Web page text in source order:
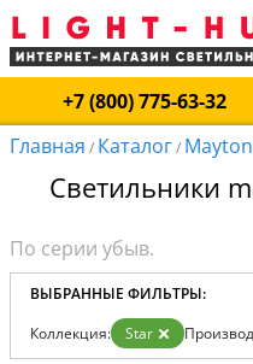
+7 (800) 775-63-32
Главная / Каталог/
Светильники
ВЫБРАННЫЕ ФИЛЬТРЫ:
Коллекция: Star